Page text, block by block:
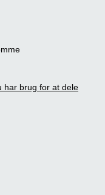
har brug for at dele